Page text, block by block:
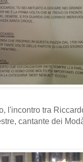
l'incontro tra
cantante dei